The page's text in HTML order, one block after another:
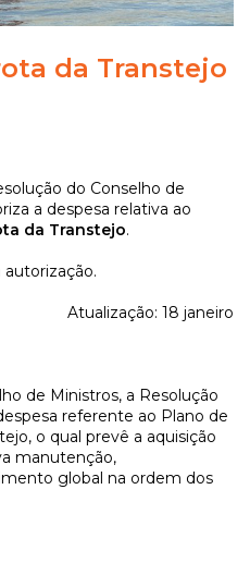
da Transtejo
do Conselho de
a despesa relativa ao
da Transtejo.
Atualização: 18 janeiro
de Ministros, a Resolução
referente ao Plano de
o qual prevê a aquisição
manutenção,
global na ordem dos